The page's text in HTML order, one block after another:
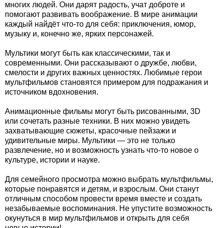
многих людей. Они дарят радость, учат доброте и
помогают развивать воображение. В мире анимации
каждый найдёт что-то для себя: приключения, юмор,
музыку и, конечно же, ярких персонажей.
Мультики могут быть как классическими, так и
современными. Они рассказывают о дружбе, любви,
смелости и других важных ценностях. Любимые герои
мультфильмов становятся примером для подражания и
источником вдохновения.
Анимационные фильмы могут быть рисованными, 3D
или сочетать разные техники. В них можно увидеть
захватывающие сюжеты, красочные пейзажи и
удивительные миры. Мультики — это не только
развлечение, но и возможность узнать что-то новое о
культуре, истории и науке.
Для семейного просмотра можно выбрать мультфильмы,
которые понравятся и детям, и взрослым. Они станут
отличным способом провести время вместе и создать
незабываемые воспоминания. Не упустите возможность
окунуться в мир мультфильмов и открыть для себя